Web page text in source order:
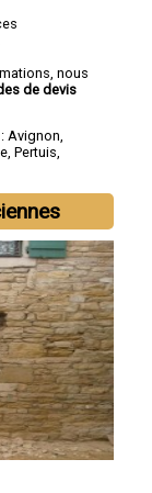
nous
de devis
Avignon,
, Pertuis,